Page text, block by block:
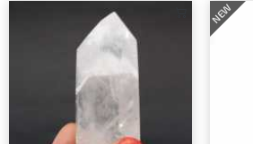
NEW